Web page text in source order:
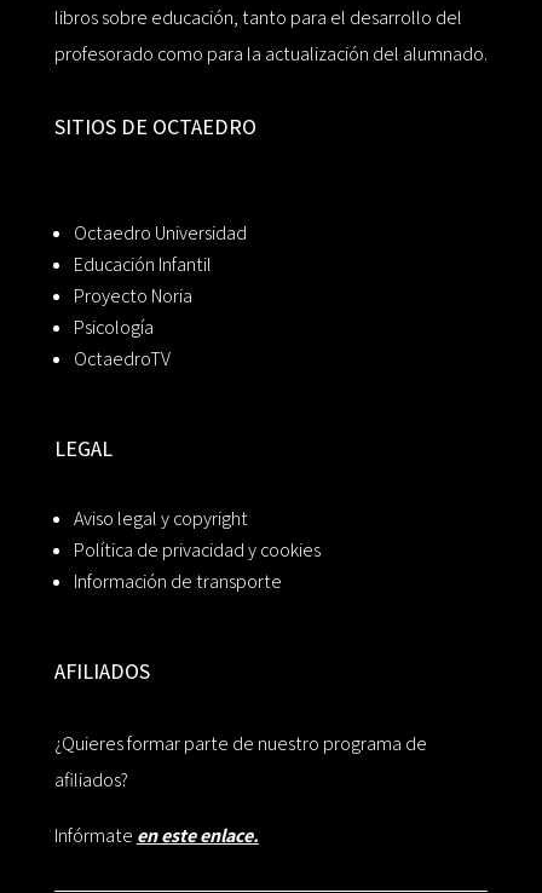
libros sobre educación, tanto para el desarrollo del
profesorado como para la actualización del alumnado.
SITIOS DE OCTAEDRO
Octaedro Universidad
Educación Infantil
Proyecto Noria
Psicología
OctaedroTV
LEGAL
Aviso legal y copyright
Política de privacidad y cookies
Información de transporte
AFILIADOS
¿Quieres formar parte de nuestro programa de
afiliados?
Infórmate en este enlace.